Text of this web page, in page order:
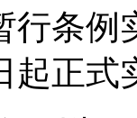
行条例
起正式